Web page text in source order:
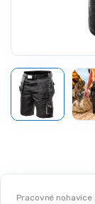
Pracovné nohavice